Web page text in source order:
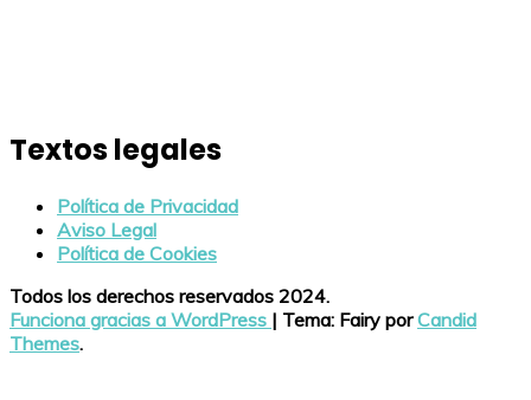
Textos legales
Política de Privacidad
Aviso Legal
Política de Cookies
Todos los derechos reservados 2024.
Funciona gracias a WordPress | Tema: Fairy porCandid
Themes.